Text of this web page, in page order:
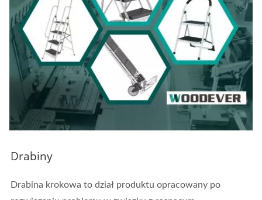
Drabiny
Drabina krokowa to dział produktu opracowany po